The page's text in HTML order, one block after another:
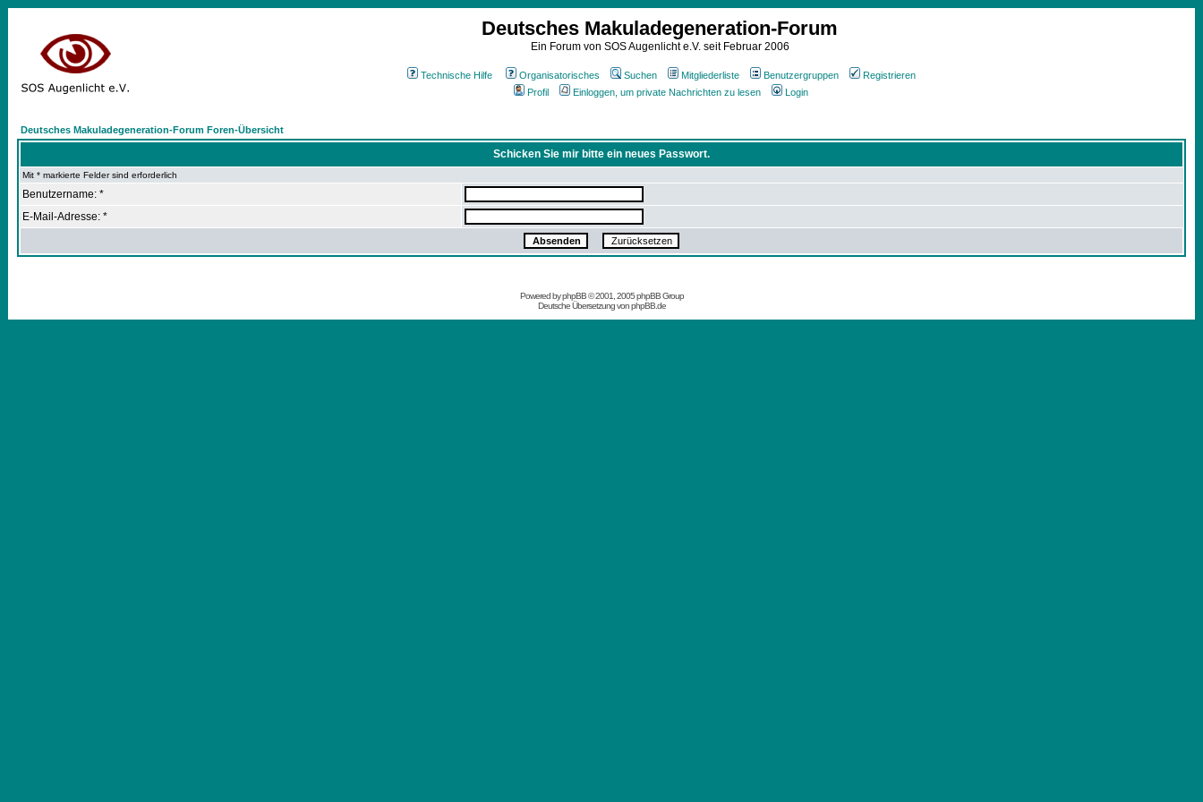
Deutsches Makuladegeneration-Forum
Ein Forum von SOS Augenlicht e.V. seit Februar 2006
Technische Hilfe Organisatorisches Suchen Mitgliederliste Benutzergruppen
Registrieren
Profil
Einloggen, um private Nachrichten zu lesen Login
Deutsches Makuladegeneration-Forum Foren-Übersicht
Schicken Sie mir bitte ein neues Passwort.
Mit * markierte Felder sind erforderlich
Benutzername: *
E-Mail-Adresse: *
Powered byphpBB© 2001, 2005 phpBB Group
Deutsche Übersetzung vonphpBB.de